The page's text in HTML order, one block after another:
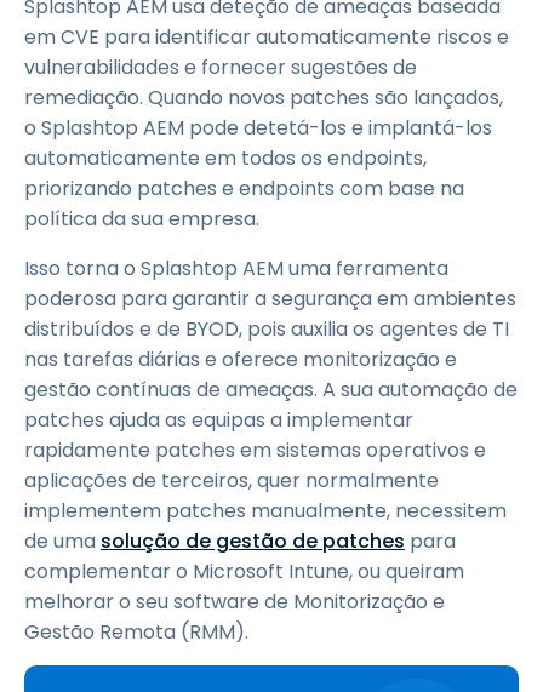
Splashtop AEM usa deteção de ameaças baseada
em CVE para identificar automaticamente riscos e
vulnerabilidades e fornecer sugestões de
remediação. Quando novos patches são lançados,
o Splashtop AEM pode detetá-los e implantá-los
automaticamente em todos os endpoints,
priorizando patches e endpoints com base na
política da sua empresa.
Isso torna o Splashtop AEM uma ferramenta
poderosa para garantir a segurança em ambientes
distribuídos e de BYOD, pois auxilia os agentes de TI
nas tarefas diárias e oferece monitorização e
gestão contínuas de ameaças. A sua automação de
patches ajuda as equipas a implementar
rapidamente patches em sistemas operativos e
aplicações de terceiros, quer normalmente
implementem patches manualmente, necessitem
de uma solução de gestão de patches para
complementar o Microsoft Intune, ou queiram
melhorar o seu software de Monitorização e
Gestão Remota (RMM).